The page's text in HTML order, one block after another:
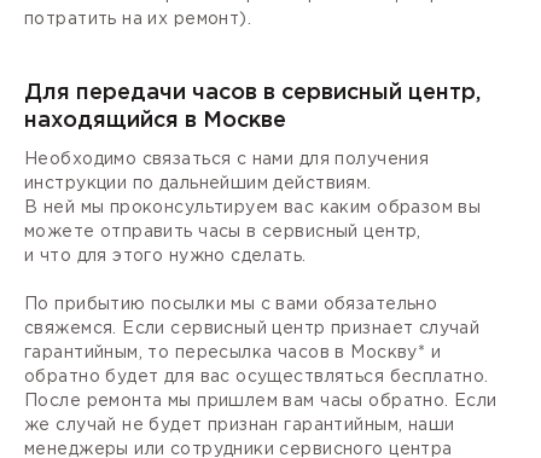
потратить на их ремонт).
Для передачи часов в сервисный центр,
находящийся в Москве
Необходимо связаться с нами для получения
инструкции по дальнейшим действиям.
В ней мы проконсультируем вас каким образом вы
можете отправить часы в сервисный центр,
и что для этого нужно сделать.
По прибытию посылки мы с вами обязательно
свяжемся. Если сервисный центр признает случай
гарантийным, то пересылка часов в Москву* и
обратно будет для вас осуществляться бесплатно.
После ремонта мы пришлем вам часы обратно. Если
же случай не будет признан гарантийным, наши
менеджеры или сотрудники сервисного центра